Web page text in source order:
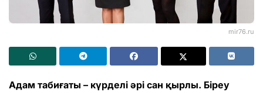
mir76.ru
Адам табиғаты – күрделі әрі сан қырлы. Біреу